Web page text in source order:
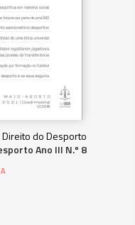
do Desporto
Ano III N.º 8